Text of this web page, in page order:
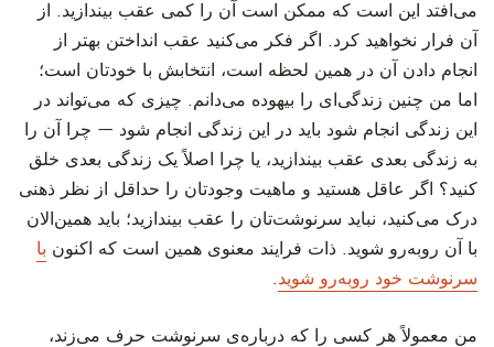
می‌افتد این است که ممکن است آن را کمی عقب بیندازید. از
آن فرار نخواهید کرد. اگر فکر می‌کنید عقب انداختن بهتر از
انجام دادن آن در همین لحظه است، انتخابش با خودتان است؛
اما من چنین زندگی‌ای را بیهوده می‌دانم. چیزی که می‌تواند در
این زندگی انجام شود باید در این زندگی انجام شود — چرا آن را
به زندگی بعدی عقب بیندازید، یا چرا اصلاً یک زندگی بعدی خلق
کنید؟ اگر عاقل هستید و ماهیت وجودتان را حداقل از نظر ذهنی
درک می‌کنید، نباید سرنوشت‌تان را عقب بیندازید؛ باید همین‌الان
با آن روبه‌رو شوید. ذات فرایند معنوی همین است که اکنون با
سرنوشت خود روبه‌رو شوید.
‫من معمولاً هر کسی را که درباره‌ی سرنوشت حرف می‌زند،